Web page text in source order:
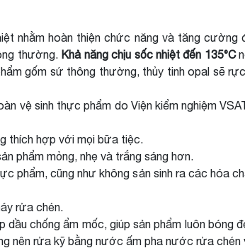
nhằm hoàn thiện chức năng và tăng cường
thường. Khả năng chịu sốc nhiệt đến 135°C
gốm sứ thông thường, thủy tinh opal sẽ
vệ sinh thực phẩm do Viện kiểm nghiệm
thích hợp với mọi bữa tiệc.
phẩm mỏng, nhẹ và trắng sáng hơn.
phẩm, cũng như không sản sinh ra các hóa
rửa chén.
chống ẩm mốc, giúp sản phẩm luôn
nên rửa kỹ bằng nước ấm pha nước rửa chén